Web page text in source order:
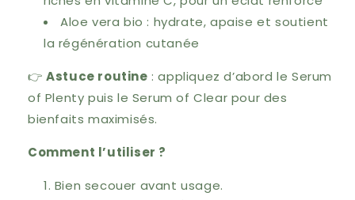
Aloe vera bio : hydrate, apaise et soutient
la régénération cutanée
👉Astuce routine : appliquez d’abord le Serum
of Plenty puis le Serum of Clear pour des
bienfaits maximisés.
Comment l’utiliser ?
Bien secouer avant usage.